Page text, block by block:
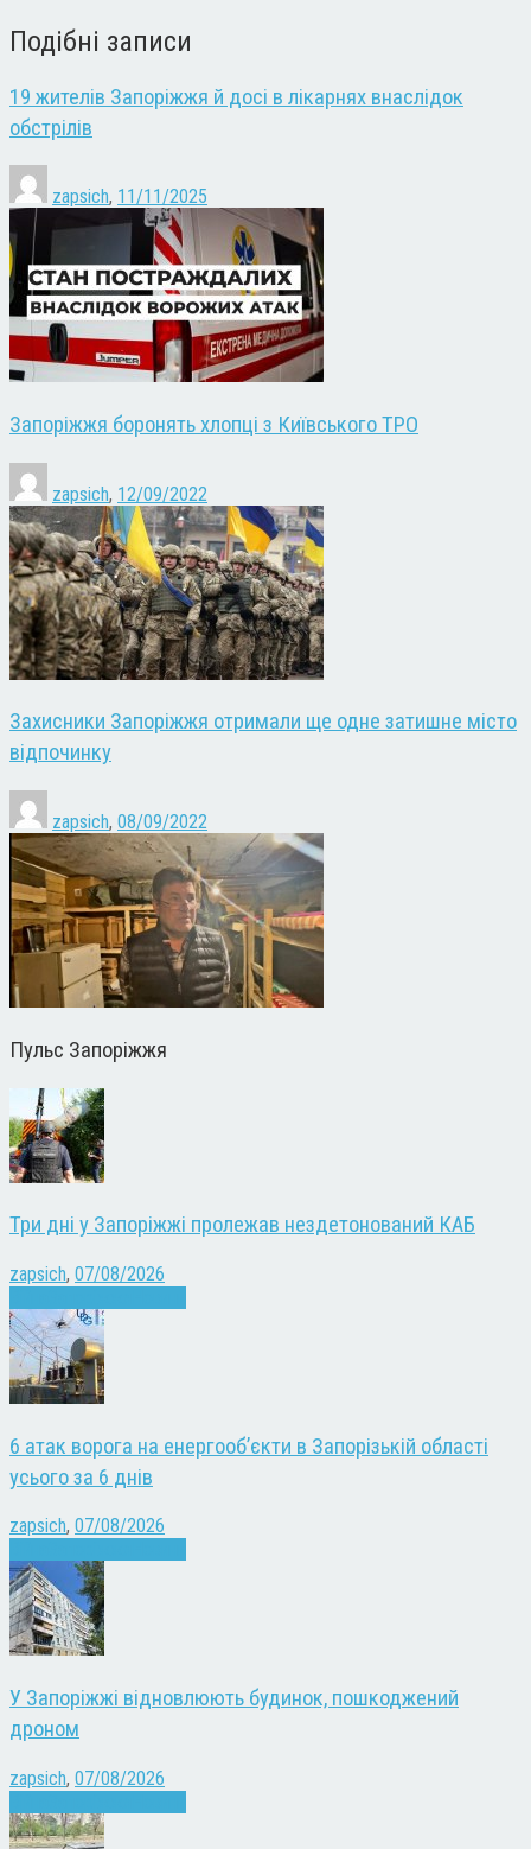
Подібні записи
19 жителів Запоріжжя й досі в лікарнях внаслідок
обстрілів
zapsich, 11/11/2025
Запоріжжя боронять хлопці з Київського ТРО
zapsich, 12/09/2022
Захисники Запоріжжя отримали ще одне затишне місто
відпочинку
zapsich, 08/09/2022
Пульс Запоріжжя
Три дні у Запоріжжі пролежав нездетонований КАБ
zapsich, 07/08/2026
6 атак ворога на енергооб’єкти в Запорізькій області
усього за 6 днів
zapsich, 07/08/2026
У Запоріжжі відновлюють будинок, пошкоджений
дроном
zapsich, 07/08/2026